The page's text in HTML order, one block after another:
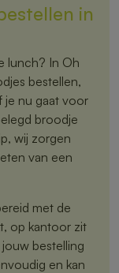
in
lunch? In Oh
bestellen,
je nu gaat voor
broodje
wij zorgen
van een
met de
op kantoor zit
bestelling
en kan